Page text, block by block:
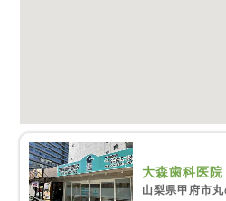
大森歯科医院
山梨県甲府市